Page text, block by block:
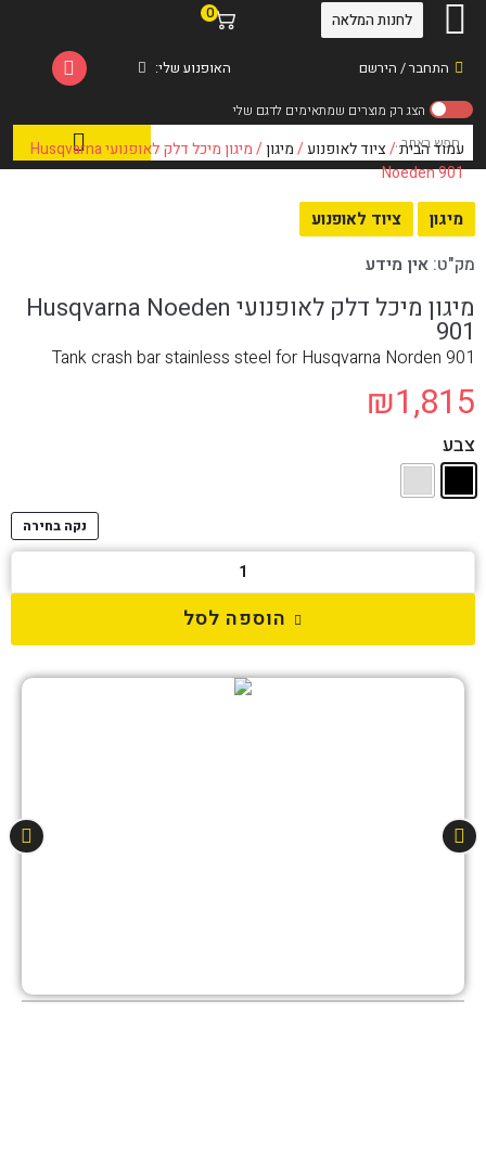
התחבר / הירשם
0
האופנוע שלי:
לחנות המלאה
עמוד הבית/ציוד לאופנוע/מיגון
/ מיגון מיכל דלק לאופנועי Husqvarna
Noeden 901
מיגון ציוד לאופנוע
מק"ט: אין מידע
מיגון מיכל דלק לאופנועי Husqvarna Noeden
901
Tank crash bar stainless steel for Husqvarna Norden 901
₪1,815
צבע
נקה בחירה
הוספה לסל